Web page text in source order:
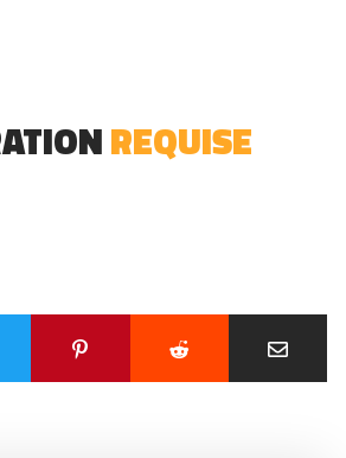
REQUISE